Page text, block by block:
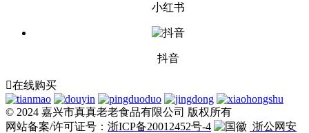
小红书
抖音
在线购买
© 2024 嘉兴市真真老老食品有限公司 版权所有
网站备案/许可证号： 浙ICP备20012452号-4 浙公网安